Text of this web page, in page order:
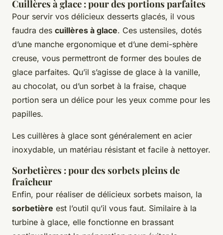
Cuillères à glace : pour des portions parfaites
Pour servir vos délicieux desserts glacés, il vous
faudra des cuillères à glace. Ces ustensiles, dotés
d’une manche ergonomique et d’une demi-sphère
creuse, vous permettront de former des boules de
glace parfaites. Qu’il s’agisse de glace à la vanille,
au chocolat, ou d’un sorbet à la fraise, chaque
portion sera un délice pour les yeux comme pour les
papilles.
Les cuillères à glace sont généralement en acier
inoxydable, un matériau résistant et facile à nettoyer.
Sorbetières : pour des sorbets pleins de
fraîcheur
Enfin, pour réaliser de délicieux sorbets maison, la
sorbetière est l’outil qu’il vous faut. Similaire à la
turbine à glace, elle fonctionne en brassant